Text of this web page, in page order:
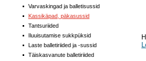
Varvaskingad ja balletisussid
Kassikäpad, päkasussid
Tantsuriided
Iluuisutamise sukkpüksid
Laste balletiriided ja -sussid
Täiskasvanute balletiriided